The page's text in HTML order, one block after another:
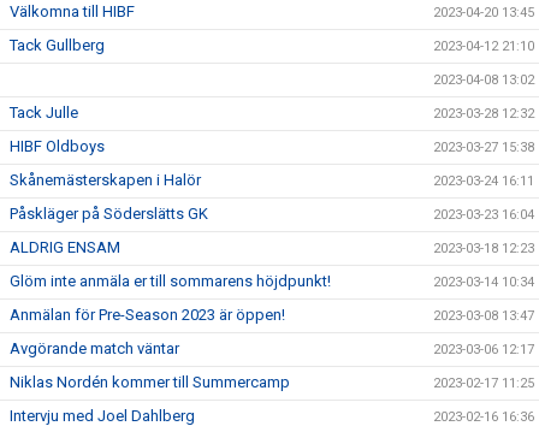
Välkomna till HIBF 2023-04-20 13:45
Tack Gullberg 2023-04-12 21:10
2023-04-08 13:02
Tack Julle 2023-03-28 12:32
HIBF Oldboys 2023-03-27 15:38
Skånemästerskapen i Halör 2023-03-24 16:11
Påskläger på Söderslätts GK 2023-03-23 16:04
ALDRIG ENSAM 2023-03-18 12:23
Glöm inte anmäla er till sommarens höjdpunkt! 2023-03-14 10:34
Anmälan för Pre-Season 2023 är öppen! 2023-03-08 13:47
Avgörande match väntar 2023-03-06 12:17
Niklas Nordén kommer till Summercamp 2023-02-17 11:25
Intervju med Joel Dahlberg 2023-02-16 16:36